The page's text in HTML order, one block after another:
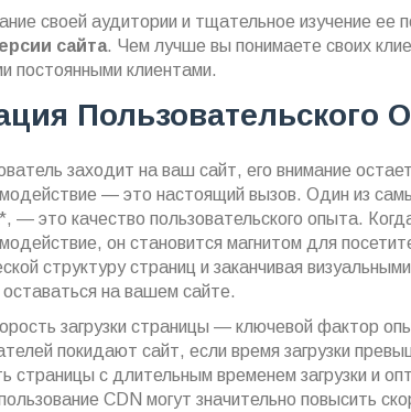
своей аудитории и тщательное изучение ее
сайта. Чем лучше вы понимаете своих
постоянными клиентами.
Пользовательского
заходит на ваш сайт, его внимание
— это настоящий вызов. Один из
— это качество пользовательского опыта.
он становится магнитом для
структуру страниц и заканчивая
на вашем сайте.
загрузки страницы — ключевой фактор
покидают сайт, если время загрузки
страницы с длительным временем загрузки и
CDN могут значительно повысить